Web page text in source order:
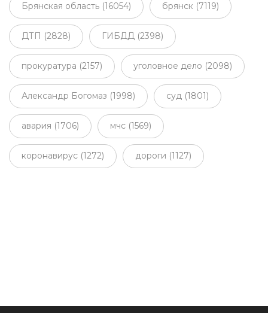
Брянская область (16054) брянск (7119)
ДТП (2828) ГИБДД (2398)
прокуратура (2157) уголовное дело (2098)
Александр Богомаз (1998) суд (1801)
авария (1706) мчс (1569)
коронавирус (1272) дороги (1127)